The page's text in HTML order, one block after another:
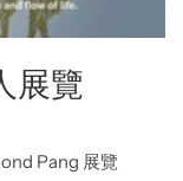
展覽
Pang 展覽